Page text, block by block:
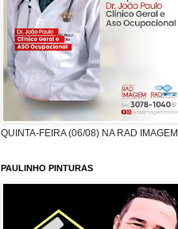
QUINTA-FEIRA (06/08) NA RAD IMAGEM
PAULINHO PINTURAS